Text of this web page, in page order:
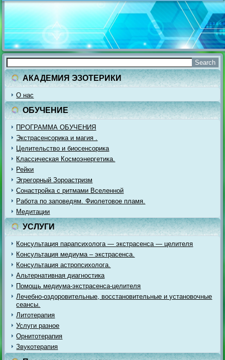
АКАДЕМИЯ ЭЗОТЕРИКИ
О нас
ОБУЧЕНИЕ
ПРОГРАММА ОБУЧЕНИЯ
Экстрасенсорика и магия .
Целительство и биосенсорика
Классическая Космоэнергетика.
Рейки
Эгрегорный Зороастризм
Сонастройка с ритмами Вселенной
Работа по заповедям. Фиолетовое пламя.
Медитации
УСЛУГИ
Консультация парапсихолога — экстрасенса — целителя
Консультация медиума – экстрасенса.
Консультация астропсихолога.
Альтернативная диагностика
Помощь медиума-экстрасенса-целителя
Лечебно-оздоровительные, восстановительные и установочные
сеансы.
Литотерапия
Услуги разное
Орнитотерапия
Звукотерапия